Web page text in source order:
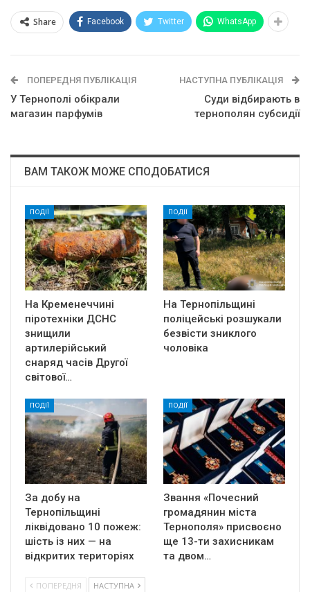
Share Facebook Twitter WhatsApp
ПОПЕРЕДНЯ ПУБЛІКАЦІЯ
У Тернополі обікрали
магазин парфумів
НАСТУПНА ПУБЛІКАЦІЯ
Суди відбирають в
тернополян субсидії
ВАМ ТАКОЖ МОЖЕ СПОДОБАТИСЯ
ПОДІЇ
На Кременеччині
піротехніки ДСНС
знищили
артилерійський
снаряд часів Другої
світової…
ПОДІЇ
На Тернопільщині
поліцейські розшукали
безвісти зниклого
чоловіка
ПОДІЇ
За добу на
Тернопільщині
ліквідовано 10 пожеж:
шість із них — на
відкритих територіях
ПОДІЇ
Звання «Почесний
громадянин міста
Тернополя» присвоєно
ще 13-ти захисникам
та двом…
ПОПЕРЕДНЯ НАСТУПНА